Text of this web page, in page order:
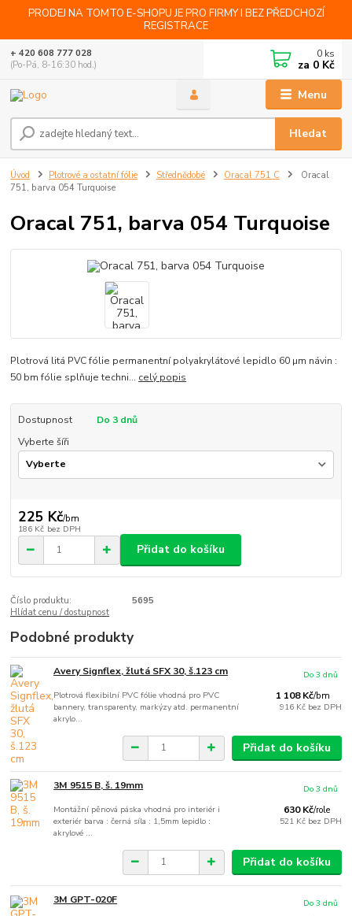
PRODEJ NA TOMTO E-SHOPU JE PRO FIRMY I BEZ PŘEDCHOZÍ
REGISTRACE
Menu
Hledat
+ 420 608 777 028
(Po-Pá, 8-16:30 hod.)
0 ks
za 0 Kč
Úvod Plotrové a ostatní fólie Střednědobé Oracal 751 C
Oracal
751, barva 054 Turquoise
Oracal 751, barva 054 Turquoise
Plotrová litá PVC fólie permanentní polyakrylátové lepidlo 60 µm návin :
50 bm fólie splňuje techni... celý popis
Dostupnost
Do 3 dnů
Vyberte šíři
225 Kč/bm
186 Kč bez DPH
Přidat do košíku
Číslo produktu:
5695
Hlídat cenu / dostupnost
Podobné produkty
Avery Signflex, žlutá SFX 30, š.123 cm
Plotrová flexibilní PVC fólie vhodná pro PVC
bannery, transparenty, markýzy atd. permanentní
akrylo...
1 108 Kč/bm
916 Kč bez DPH
Do 3 dnů
Přidat do košíku
3M 9515 B, š. 19mm
Montážní pěnová páska vhodná pro interiér i
exteriér barva : černá síla : 1,5mm lepidlo :
akrylové ...
630 Kč/role
521 Kč bez DPH
Do 3 dnů
Přidat do košíku
3M GPT-020F Do 3 dnů